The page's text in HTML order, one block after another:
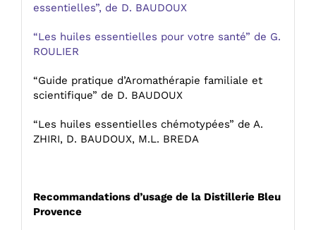
essentielles”, de D. BAUDOUX
“Les huiles essentielles pour votre santé” de G.
ROULIER
“Guide pratique d’Aromathérapie familiale et
scientifique” de D. BAUDOUX
“Les huiles essentielles chémotypées” de A.
ZHIRI, D. BAUDOUX, M.L. BREDA
Recommandations d’usage de la Distillerie Bleu
Provence